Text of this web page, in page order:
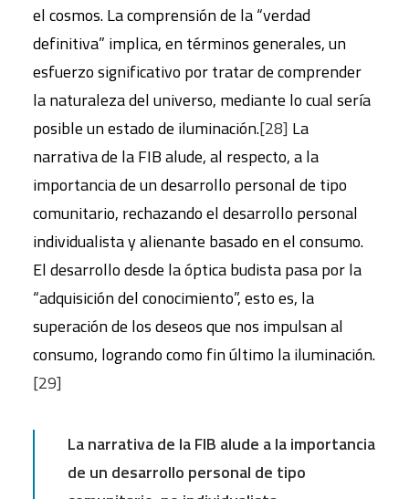
el cosmos. La comprensión de la “verdad
definitiva” implica, en términos generales, un
esfuerzo significativo por tratar de comprender
la naturaleza del universo, mediante lo cual sería
posible un estado de iluminación.[28] La
narrativa de la FIB alude, al respecto, a la
importancia de un desarrollo personal de tipo
comunitario, rechazando el desarrollo personal
individualista y alienante basado en el consumo.
El desarrollo desde la óptica budista pasa por la
“adquisición del conocimiento”, esto es, la
superación de los deseos que nos impulsan al
consumo, logrando como fin último la iluminación.
[29]
La narrativa de la FIB alude a la importancia
de un desarrollo personal de tipo